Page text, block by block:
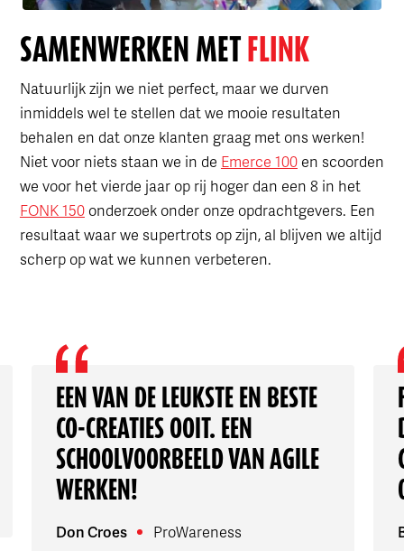
SAMENWERKEN METFLINK
Natuurlijk zijn we niet perfect, maar we durven
inmiddels wel te stellen dat we mooie resultaten
behalen en dat onze klanten graag met ons werken!
Niet voor niets staan we in de Emerce 100en scoorden
we voor het vierde jaar op rij hoger dan een 8 in het
FONK 150onderzoek onder onze opdrachtgevers. Een
resultaat waar we supertrots op zijn, al blijven we altijd
scherp op wat we kunnen verbeteren.
EEN VAN DE LEUKSTE EN BESTE
CO-CREATIES OOIT. EEN
SCHOOLVOORBEELD VAN AGILE
WERKEN!
Don Croes ProWareness